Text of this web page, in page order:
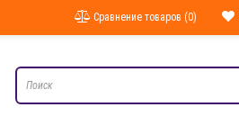
Сравнение товаров (0)